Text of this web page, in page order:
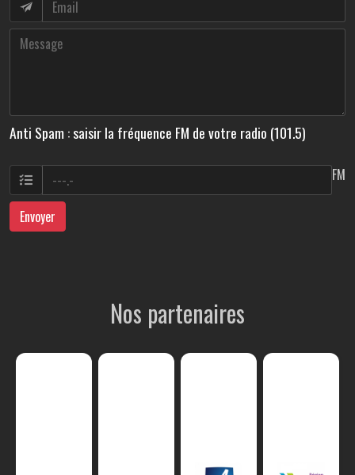
Anti Spam : saisir la fréquence FM de votre radio (101.5)
FM
Envoyer
Nos partenaires